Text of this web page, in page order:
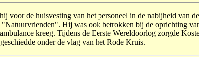
voor de huisvesting van het personeel in de nabij­heid van
Hij was ook be­trokken bij de oprichting
kreeg. Tijdens de Eerste Wereldoorlog zorgde
onder de vlag van het Rode Kruis.